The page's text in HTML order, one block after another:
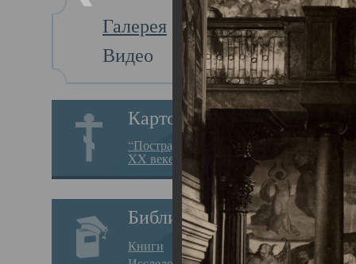
Галерея
Видео
Картотека
“Пострадавшие за веру в
XX веке на Севере”
Библиотека
Книги
Главная